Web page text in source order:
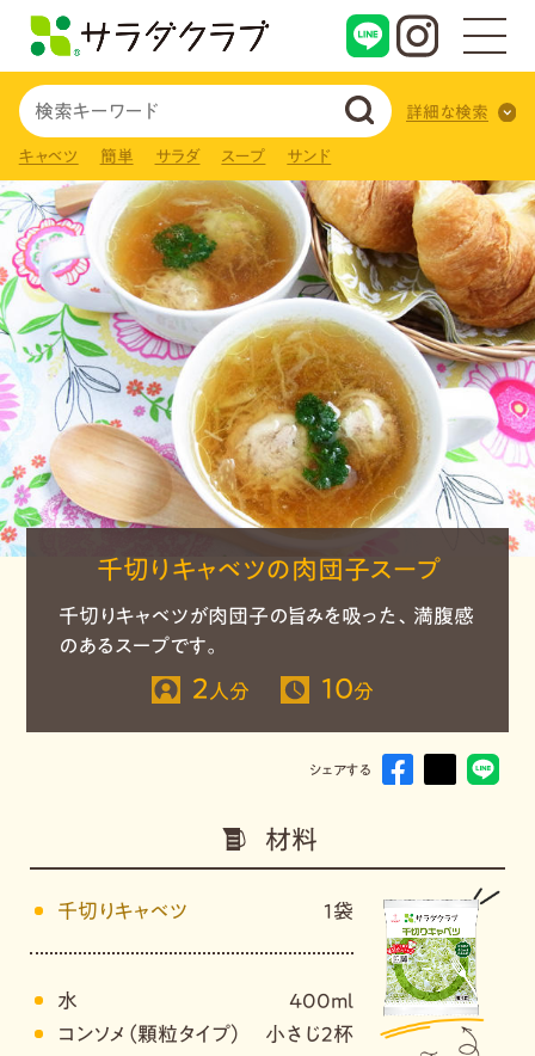
詳細な検索
キャベツ 簡単 サラダ スープ サンド
千切りキャベツの肉団子スープ
千切りキャベツが肉団子の旨みを吸った、満腹感
のあるスープです。
2 人分 10分
シェアする
材料
千切りキャベツ 1袋
水
400ml
コンソメ（顆粒タイプ）
小さじ2杯